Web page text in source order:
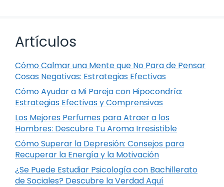
Artículos
Cómo Calmar una Mente que No Para de Pensar
Cosas Negativas: Estrategias Efectivas
Cómo Ayudar a Mi Pareja con Hipocondría:
Estrategias Efectivas y Comprensivas
Los Mejores Perfumes para Atraer a los
Hombres: Descubre Tu Aroma Irresistible
Cómo Superar la Depresión: Consejos para
Recuperar la Energía y la Motivación
¿Se Puede Estudiar Psicología con Bachillerato
de Sociales? Descubre la Verdad Aquí